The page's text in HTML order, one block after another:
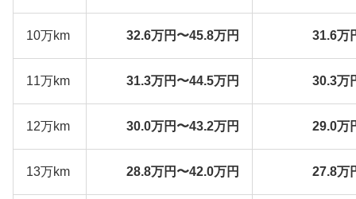
10万km 32.6万円〜45.8万円 31.6万
11万km 31.3万円〜44.5万円 30.3万
12万km 30.0万円〜43.2万円 29.0万
13万km 28.8万円〜42.0万円 27.8万